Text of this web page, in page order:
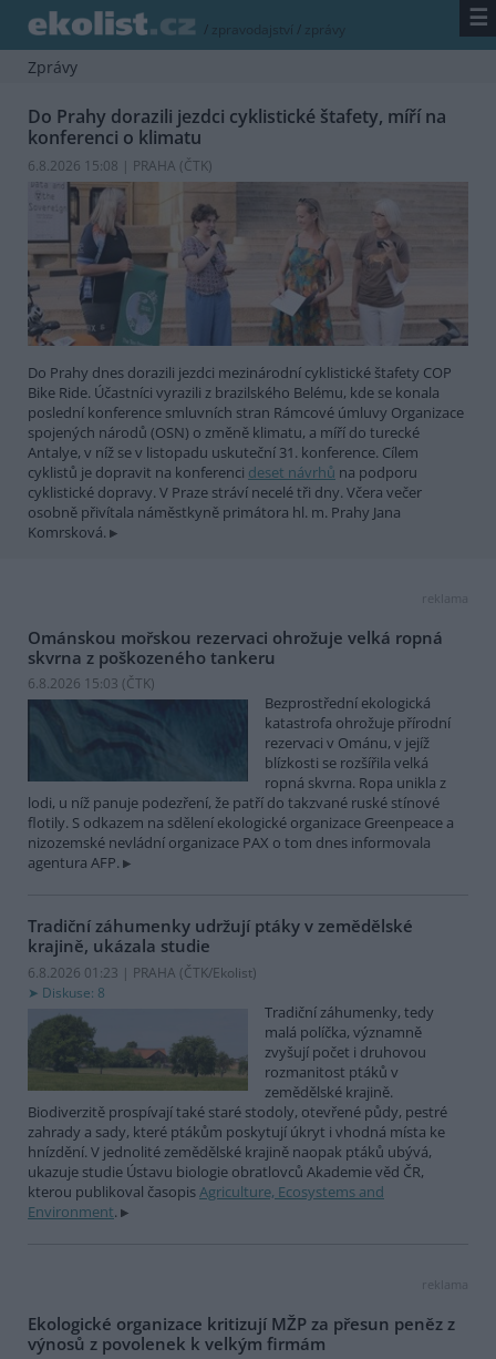
/ zpravodajství / zprávy ☰
Zprávy
Do Prahy dorazili jezdci cyklistické štafety, míří na
konferenci o klimatu
6.8.2026 15:08 | PRAHA (ČTK)
Do Prahy dnes dorazili jezdci mezinárodní cyklistické štafety COP
Bike Ride. Účastníci vyrazili z brazilského Belému, kde se konala
poslední konference smluvních stran Rámcové úmluvy Organizace
spojených národů (OSN) o změně klimatu, a míří do turecké
Antalye, v níž se v listopadu uskuteční 31. konference. Cílem
cyklistů je dopravit na konferenci deset návrhů na podporu
cyklistické dopravy. V Praze stráví necelé tři dny. Včera večer
osobně přivítala náměstkyně primátora hl. m. Prahy Jana
Komrsková.
reklama
Ománskou mořskou rezervaci ohrožuje velká ropná
skvrna z poškozeného tankeru
6.8.2026 15:03 (ČTK)
Bezprostřední ekologická
katastrofa ohrožuje přírodní
rezervaci v Ománu, v jejíž
blízkosti se rozšířila velká
ropná skvrna. Ropa unikla z
lodi, u níž panuje podezření, že patří do takzvané ruské stínové
flotily. S odkazem na sdělení ekologické organizace Greenpeace a
nizozemské nevládní organizace PAX o tom dnes informovala
agentura AFP.
Tradiční záhumenky udržují ptáky v zemědělské
krajině, ukázala studie
6.8.2026 01:23 | PRAHA (ČTK/Ekolist)
Diskuse: 8
Tradiční záhumenky, tedy
malá políčka, významně
zvyšují počet i druhovou
rozmanitost ptáků v
zemědělské krajině.
Biodiverzitě prospívají také staré stodoly, otevřené půdy, pestré
zahrady a sady, které ptákům poskytují úkryt i vhodná místa ke
hnízdění. V jednolité zemědělské krajině naopak ptáků ubývá,
ukazuje studie Ústavu biologie obratlovců Akademie věd ČR,
kterou publikoval časopisAgriculture, Ecosystems and
Environment.
reklama
Ekologické organizace kritizují MŽP za přesun peněz z
výnosů z povolenek k velkým firmám